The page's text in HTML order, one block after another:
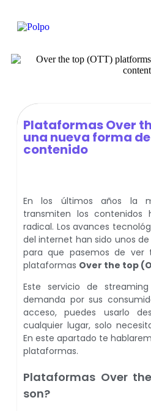
Plataformas Over
una nueva forma
contenido
En los últimos años la
transmiten los contenidos
radical. Los avances
del internet han sido unos
para que pasemos de ver
plataformas Over the top
Este servicio de
demanda por sus
acceso, puedes usarlo
cualquier lugar, solo
En este apartado te
plataformas.
Plataformas Over
son?